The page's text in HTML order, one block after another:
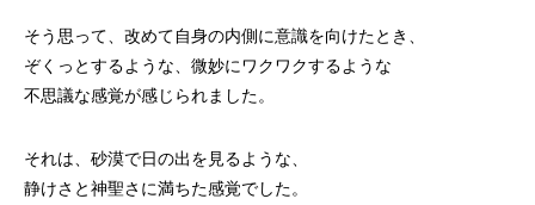
そう思って、改めて自身の内側に意識を向けたとき、
ぞくっとするような、微妙にワクワクするような
不思議な感覚が感じられました。
それは、砂漠で日の出を見るような、
静けさと神聖さに満ちた感覚でした。